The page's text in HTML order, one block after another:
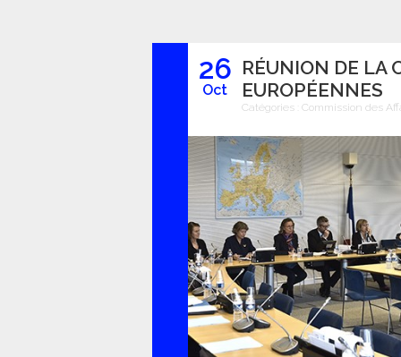
26
Oct
RÉUNION DE LA
EUROPÉENNES
Catégories : Commission des